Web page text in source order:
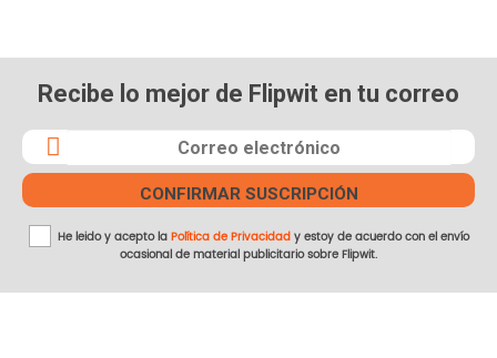
Recibe lo mejor de Flipwit en tu correo
He leido y acepto laPolítica de Privacidady estoy de acuerdo con el envío
ocasional de material publicitario sobre Flipwit.